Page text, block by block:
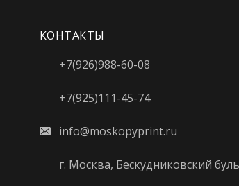
КОНТАКТЫ
+7(926)988-60-08
+7(925)111-45-74
info@moskopyprint.ru
г. Москва, Бескудниковский